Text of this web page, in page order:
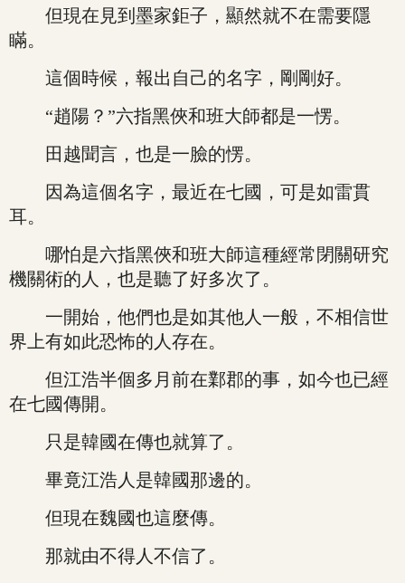
但現在見到墨家鉅子，顯然就不在需要隱
瞞。
這個時候，報出自己的名字，剛剛好。
“趙陽？”六指黑俠和班大師都是一愣。
田越聞言，也是一臉的愣。
因為這個名字，最近在七國，可是如雷貫
耳。
哪怕是六指黑俠和班大師這種經常閉關研究
機關術的人，也是聽了好多次了。
一開始，他們也是如其他人一般，不相信世
界上有如此恐怖的人存在。
但江浩半個多月前在鄴郡的事，如今也已經
在七國傳開。
只是韓國在傳也就算了。
畢竟江浩人是韓國那邊的。
但現在魏國也這麼傳。
那就由不得人不信了。